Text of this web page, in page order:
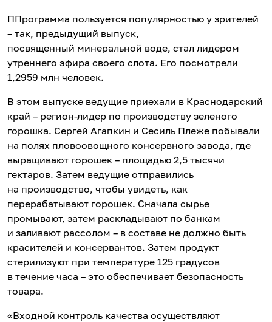
ППрограмма пользуется популярностью у зрителей
– так, предыдущий выпуск,
посвященный минеральной воде, стал лидером
утреннего эфира своего слота. Его посмотрели
1,2959 млн человек.
В этом выпуске ведущие приехали в Краснодарский
край – регион-лидер по производству зеленого
горошка. Сергей Агапкин и Сесиль Плеже побывали
на полях пловоовощного консервного завода, где
выращивают горошек – площадью 2,5 тысячи
гектаров. Затем ведущие отправились
на производство, чтобы увидеть, как
перерабатывают горошек. Сначала сырье
промывают, затем раскладывают по банкам
и заливают рассолом – в составе не должно быть
красителей и консервантов. Затем продукт
стерилизуют при температуре 125 градусов
в течение часа – это обеспечивает безопасность
товара.
«Входной контроль качества осуществляют